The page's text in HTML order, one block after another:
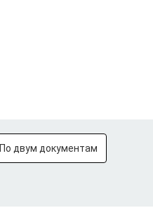
По двум документам